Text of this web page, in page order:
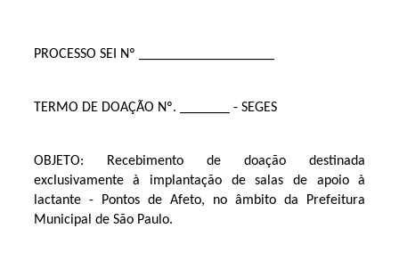
PROCESSO SEI Nº ___________________
TERMO DE DOAÇÃO Nº. _______ - SEGES
OBJETO: Recebimento de doação destinada
exclusivamente à implantação de salas de apoio à
lactante - Pontos de Afeto, no âmbito da Prefeitura
Municipal de São Paulo.